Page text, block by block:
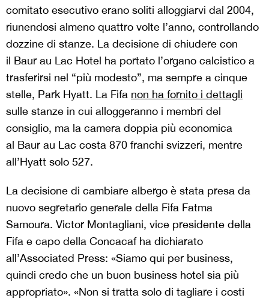
comitato esecutivo erano soliti alloggiarvi dal 2004,
riunendosi almeno quattro volte l’anno, controllando
dozzine di stanze. La decisione di chiudere con
il Baur au Lac Hotel ha portato l’organo calcistico a
trasferirsi nel “più modesto”, ma sempre a cinque
stelle, Park Hyatt. La Fifa non ha fornito i dettagli
sulle stanze in cui alloggeranno i membri del
consiglio, ma la camera doppia più economica
al Baur au Lac costa 870 franchi svizzeri, mentre
all’Hyatt solo 527.
La decisione di cambiare albergo è stata presa da
nuovo segretario generale della Fifa Fatma
Samoura. Victor Montagliani, vice presidente della
Fifa e capo della Concacaf ha dichiarato
all’Associated Press: «Siamo qui per business,
quindi credo che un buon business hotel sia più
appropriato». «Non si tratta solo di tagliare i costi